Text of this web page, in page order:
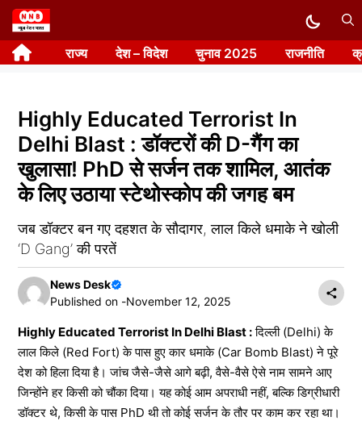
Skip
to
content राज्य देश – विदेश चुनाव 2025 राजनीति
Highly Educated Terrorist In
Delhi Blast : डॉक्टरों की D-गैंग का
खुलासा! PhD से सर्जन तक शामिल, आतंक
के लिए उठाया स्टेथोस्कोप की जगह बम
जब डॉक्टर बन गए दहशत के सौदागर, लाल किले धमाके ने खोली
‘D Gang’ की परतें
News Desk
Published on -November 12, 2025
Highly Educated Terrorist In Delhi Blast :दिल्ली (Delhi) के
लाल किले (Red Fort) के पास हुए कार धमाके (Car Bomb Blast) ने पूरे
देश को हिला दिया है। जांच जैसे-जैसे आगे बढ़ी, वैसे-वैसे ऐसे नाम सामने आए
जिन्होंने हर किसी को चौंका दिया। यह कोई आम अपराधी नहीं, बल्कि डिग्रीधारी
डॉक्टर थे, किसी के पास PhD थी तो कोई सर्जन के तौर पर काम कर रहा था।